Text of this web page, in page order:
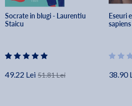
Socrate in blugi - Laurentiu
Staicu
49.22 Lei 51.81 Lei
Eseuri
38.90